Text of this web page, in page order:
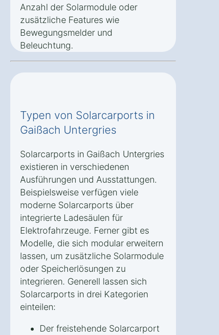
Anzahl der Solarmodule oder
zusätzliche Features wie
Bewegungsmelder und
Beleuchtung.
Typen von Solarcarports in
Gaißach Untergries
Solarcarports in Gaißach Untergries
existieren in verschiedenen
Ausführungen und Ausstattungen.
Beispielsweise verfügen viele
moderne Solarcarports über
integrierte Ladesäulen für
Elektrofahrzeuge. Ferner gibt es
Modelle, die sich modular erweitern
lassen, um zusätzliche Solarmodule
oder Speicherlösungen zu
integrieren. Generell lassen sich
Solarcarports in drei Kategorien
einteilen:
Der freistehende Solarcarport